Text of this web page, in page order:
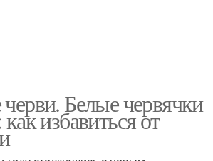
Белые червячки
избавиться от